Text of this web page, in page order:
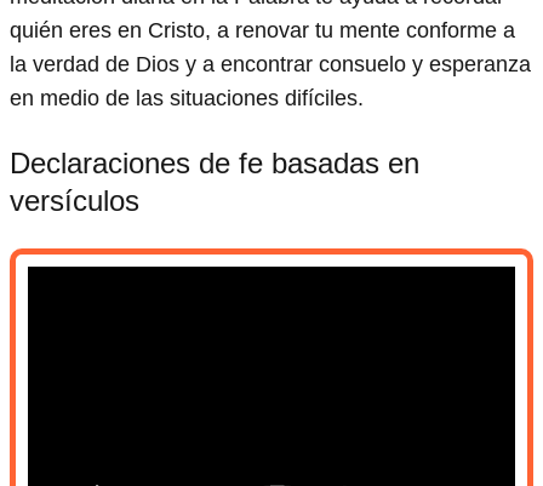
quién eres en Cristo, a renovar tu mente conforme a
la verdad de Dios y a encontrar consuelo y esperanza
en medio de las situaciones difíciles.
Declaraciones de fe basadas en
versículos